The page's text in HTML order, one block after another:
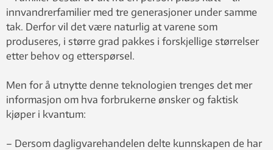
innvandrerfamilier med tre generasjoner under samme
tak. Derfor vil det være naturlig at varene som
produseres, i større grad pakkes i forskjellige størrelser
etter behov og etterspørsel.
Men for å utnytte denne teknologien trenges det mer
informasjon om hva forbrukerne ønsker og faktisk
kjøper i kvantum:
– Dersom dagligvarehandelen delte kunnskapen de har